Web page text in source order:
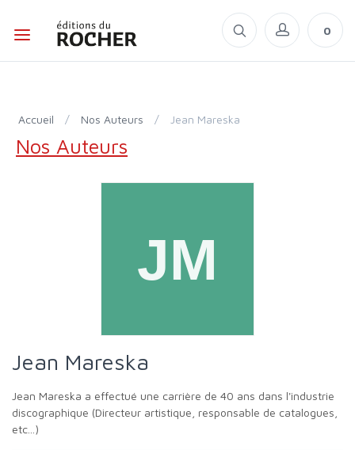
0
Accueil / Nos Auteurs / Jean Mareska
Nos Auteurs
Jean Mareska
Jean Mareska a effectué une carrière de 40 ans dans l'industrie
discographique (Directeur artistique, responsable de catalogues,
etc...)